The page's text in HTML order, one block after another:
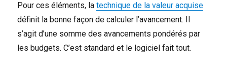
Pour ces éléments, latechnique de la valeur acquise
définit la bonne façon de calculer l’avancement. Il
s’agit d’une somme des avancements pondérés par
les budgets. C’est standard et le logiciel fait tout.